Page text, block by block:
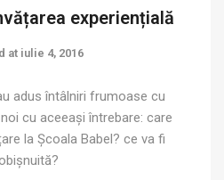
experiențială
at iulie 4, 2016
adus întâlniri frumoase cu
cu aceeași întrebare: care
la Școala Babel? ce va fi